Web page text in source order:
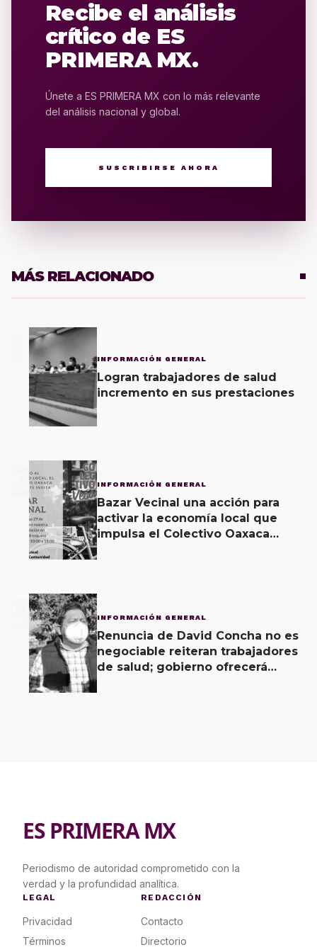
Recibe el análisis
crítico de ES
PRIMERA MX.
Únete a ES PRIMERA MX con lo más relevante
del análisis nacional y global.
SUSCRIBIRSE AHORA
MÁS RELACIONADO
INFORMACIÓN GENERAL
Logran trabajadores de salud
incremento en sus prestaciones
2 INFORMACIÓN GENERAL
Bazar Vecinal una acción para
activar la economía local que
impulsa el Colectivo Oaxaca
3 INFORMACIÓN GENERAL
Renuncia de David Concha no es
negociable reiteran trabajadores
de salud; gobierno ofrecerá
ES PRIMERA MX
Periodismo de autoridad comprometido con la
verdad y la profundidad analítica.
LEGAL
Privacidad
Términos
REDACCIÓN
Contacto
Directorio